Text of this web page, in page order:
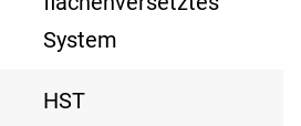
System
HST